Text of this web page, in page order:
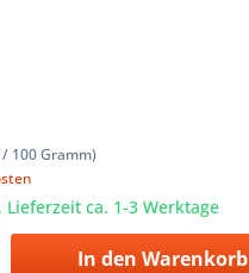
100 Gramm)
ca. 1-3 Werktage
In den Warenkorb